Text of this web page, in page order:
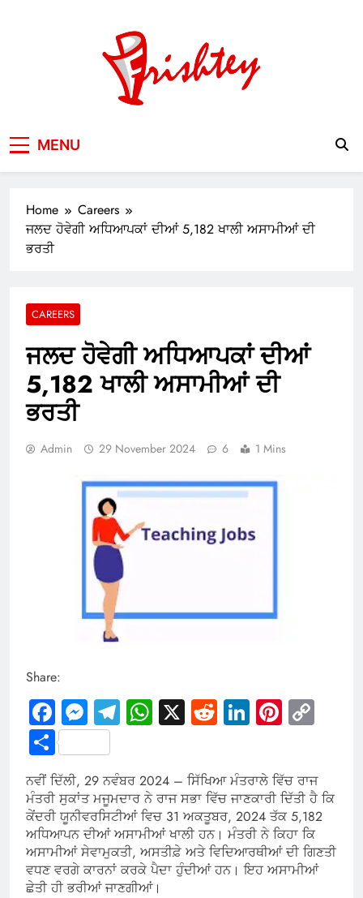
MENU
Home
Careers
ਜਲਦ ਹੋਵੇਗੀ ਅਧਿਆਪਕਾਂ ਦੀਆਂ 5,182 ਖਾਲੀ ਅਸਾਮੀਆਂ ਦੀ
ਭਰਤੀ
CAREERS
ਜਲਦ ਹੋਵੇਗੀ ਅਧਿਆਪਕਾਂ ਦੀਆਂ
5,182 ਖਾਲੀ ਅਸਾਮੀਆਂ ਦੀ
ਭਰਤੀ
Admin 29 November 2024 6 1 Mins
Share:
Facebook
Messenger
Telegram
WhatsApp
X RedditLinkedIn
Share
ਨਵੀਂ ਦਿੱਲੀ, 29 ਨਵੰਬਰ 2024 – ਸਿੱਖਿਆ ਮੰਤਰਾਲੇ ਵਿੱਚ ਰਾਜ
ਮੰਤਰੀ ਸੁਕਾਂਤ ਮਜੂਮਦਾਰ ਨੇ ਰਾਜ ਸਭਾ ਵਿੱਚ ਜਾਣਕਾਰੀ ਦਿੱਤੀ ਹੈ ਕਿ
ਕੇਂਦਰੀ ਯੂਨੀਵਰਸਿਟੀਆਂ ਵਿਚ 31 ਅਕਤੂਬਰ, 2024 ਤੱਕ 5,182
ਅਧਿਆਪਨ ਦੀਆਂ ਅਸਾਮੀਆਂ ਖਾਲੀ ਹਨ। ਮੰਤਰੀ ਨੇ ਕਿਹਾ ਕਿ
ਅਸਾਮੀਆਂ ਸੇਵਾਮੁਕਤੀ, ਅਸਤੀਫ਼ੇ ਅਤੇ ਵਿਦਿਆਰਥੀਆਂ ਦੀ ਗਿਣਤੀ
ਵਧਣ ਵਰਗੇ ਕਾਰਨਾਂ ਕਰਕੇ ਪੈਦਾ ਹੁੰਦੀਆਂ ਹਨ। ਇਹ ਅਸਾਮੀਆਂ
ਛੇਤੀ ਹੀ ਭਰੀਆਂ ਜਾਣਗੀਆਂ।